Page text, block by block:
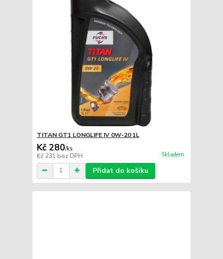
TITAN GT1 LONGLIFE IV 0W-20 1L
Kč 280/ks
Kč 231 bez DPH Skladem
Přidat do košíku